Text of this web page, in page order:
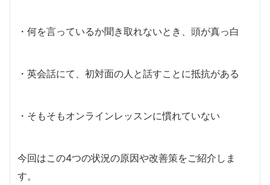
・何を言っているか聞き取れないとき、頭が真っ白
・英会話にて、初対面の人と話すことに抵抗がある
・そもそもオンラインレッスンに慣れていない
今回はこの4つの状況の原因や改善策をご紹介しま
す。